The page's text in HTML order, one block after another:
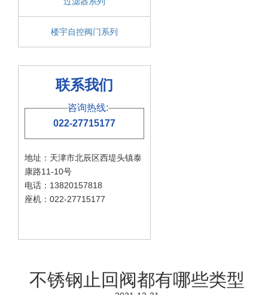
楼宇自控阀门系列
联系我们
咨询热线:
022-27715177
地址：天津市北辰区西堤头镇泰
康路11-10号
电话：13820157818
座机：022-27715177
不锈钢止回阀都有哪些类型